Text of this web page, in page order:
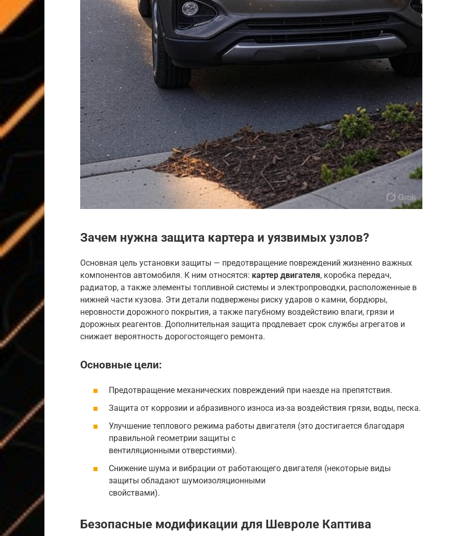
Зачем нужна защита картера и уязвимых узлов?
Основная цель установки защиты — предотвращение повреждений жизненно важных
компонентов автомобиля. К ним относятся: картер двигателя, коробка передач,
радиатор, а также элементы топливной системы и электропроводки, расположенные в
нижней части кузова. Эти детали подвержены риску ударов о камни, бордюры,
неровности дорожного покрытия, а также пагубному воздействию влаги, грязи и
дорожных реагентов. Дополнительная защита продлевает срок службы агрегатов и
снижает вероятность дорогостоящего ремонта.
Основные цели:
Предотвращение механических повреждений при наезде на препятствия.
Защита от коррозии и абразивного износа из-за воздействия грязи, воды, песка.
Улучшение теплового режима работы двигателя (это достигается благодаря
правильной геометрии защиты с
вентиляционными отверстиями).
Снижение шума и вибрации от работающего двигателя (некоторые виды
защиты обладают шумоизоляционными
свойствами).
Безопасные модификации для Шевроле Каптива